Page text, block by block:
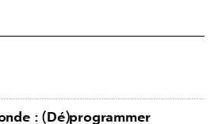
: (Dé)programmer